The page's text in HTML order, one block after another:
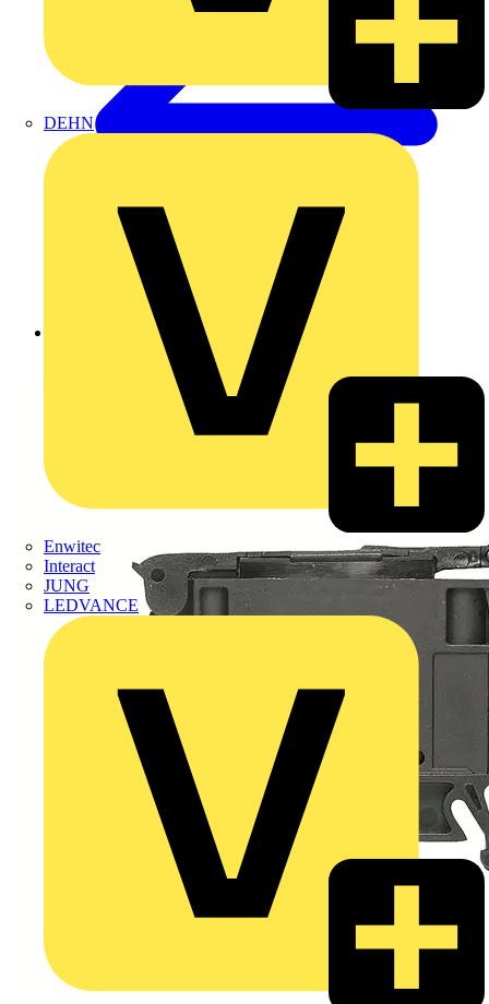
DEHN
Enwitec
Interact
JUNG
LEDVANCE
Zurück zu Produkte